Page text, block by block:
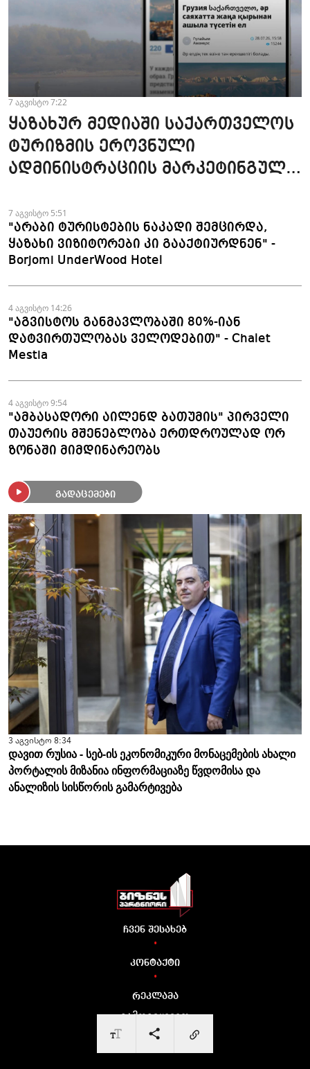
7 აგვისტო 7:22
ყაზახურ მედიაში საქართველოს
ტურიზმის ეროვნული
ადმინისტრაციის მარკეტინგული
მომზადდა
7 აგვისტო 5:51
"არაბი ტურისტების ნაკადი შემცირდა,
ყაზახი ვიზიტორები კი გააქტიურდნენ" -
Borjomi UnderWood Hotel
4 აგვისტო 14:26
"აგვისტოს განმავლობაში 80%-იან
დატვირთულობას ველოდებით" - Chalet
Mestia
4 აგვისტო 9:54
"ამბასადორი აილენდ ბათუმის" პირველი
თაუერის მშენებლობა ერთდროულად ორ
ზონაში მიმდინარეობს
გადაცემები
3 აგვისტო 8:34
დავით რუსია - სებ-ის ეკონომიკური მონაცემების ახალი
პორტალის მიზანია ინფორმაციაზე წვდომისა და
ანალიზის სისწორის გამარტივება
ჩვენ შესახებ
•
კონტაქტი
•
რეკლამა
გამოგვყევით